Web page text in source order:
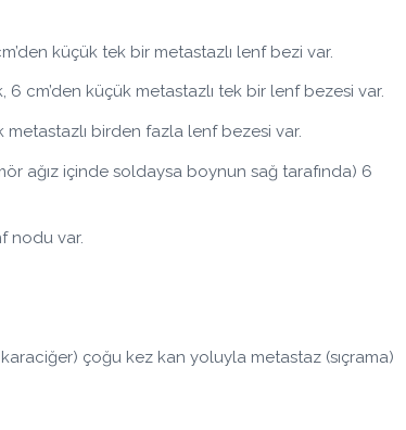
küçük tek bir metastazlı lenf bezi var.
cm’den küçük metastazlı tek bir lenf bezesi var.
metastazlı birden fazla lenf bezesi var.
ağız içinde soldaysa boynun sağ tarafında) 6
nodu var.
çoğu kez kan yoluyla metastaz (sıçrama)